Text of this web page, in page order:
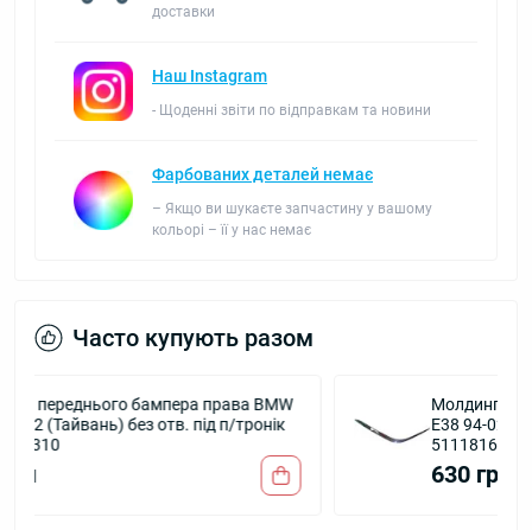
доставки
Наш Instagram
- Щоденні звіти по відправкам та новини
Фарбованих деталей немає
– Якщо ви шукаєте запчастину у вашому
кольорі – її у нас немає
Часто купують разом
Молдинг переднього бампера лівий BMW 7
E38 94-02 (Тайвань) з отв. під омивач